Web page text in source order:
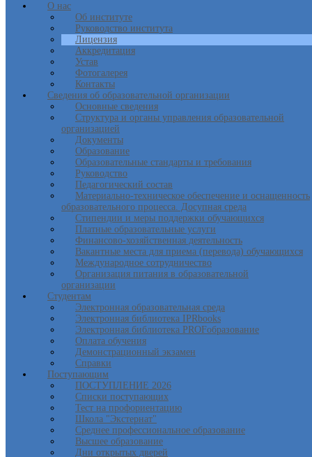
О нас
Об институте
Руководство института
Лицензия
Аккредитация
Устав
Фотогалерея
Контакты
Сведения об образовательной организации
Основные сведения
Структура и органы управления образовательной
организацией
Документы
Образование
Образовательные стандарты и требования
Руководство
Педагогический состав
Материально-техническое обеспечение и оснащенность
образовательного процесса. Досупная среда
Стипендии и меры поддержки обучающихся
Платные образовательные услуги
Финансово-хозяйственная деятельность
Вакантные места для приема (перевода) обучающихся
Международное сотрудничество
Организация питания в образовательной
организации
Студентам
Электронная образовательная среда
Электронная библиотека IPRbooks
Электронная библиотека PROFобразование
Оплата обучения
Демонстрационный экзамен
Справки
Поступающим
ПОСТУПЛЕНИЕ 2026
Списки поступающих
Тест на профориентацию
Школа "Экстернат"
Среднее профессиональное образование
Высшее образование
Дни открытых дверей